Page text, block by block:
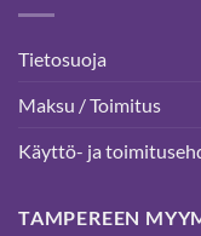
Tietosuoja
Maksu / Toimitus
Käyttö- ja
TAMPEREEN